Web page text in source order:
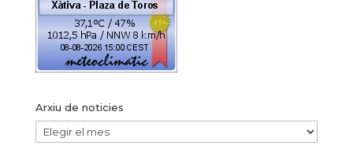
Arxiu de noticies
Arxiu